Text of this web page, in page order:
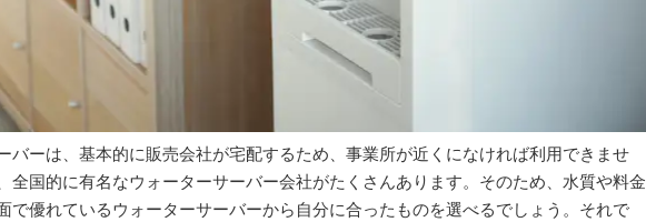
バーは、基本的に販売会社が宅配するため、事業所が近くになければ利用できませ
全国的に有名なウォーターサーバー会社がたくさんあります。そのため、水質や料金
で優れているウォーターサーバーから自分に合ったものを選べるでしょう。それで